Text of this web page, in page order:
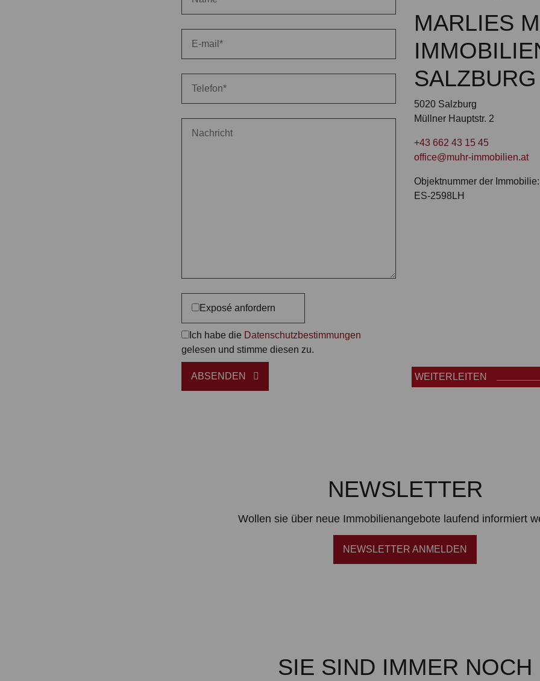
Exposé anfordern
Ich habe die Datenschutzbestimmungen
gelesen und stimme diesen zu.
ABSENDEN
MARLIES
SALZBURG
5020 Salzburg
Müllner Hauptstr. 2
+43 662 43 15 45
office@muhr-immobilien.at
Objektnummer der Immobilie:
ES-2598LH
WEITERLEITEN
NEWSLETTER
Wollen sie über neue Immobilienangebote laufend informiert
NEWSLETTER ANMELDEN
SIE SIND IMMER NOCH